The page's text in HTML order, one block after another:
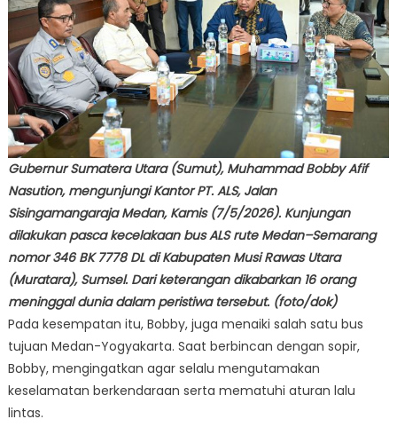
Gubernur Sumatera Utara (Sumut), Muhammad Bobby Afif
Nasution, mengunjungi Kantor PT. ALS, Jalan
Sisingamangaraja Medan, Kamis (7/5/2026). Kunjungan
dilakukan pasca kecelakaan bus ALS rute Medan–Semarang
nomor 346 BK 7778 DL di Kabupaten Musi Rawas Utara
(Muratara), Sumsel. Dari keterangan dikabarkan 16 orang
meninggal dunia dalam peristiwa tersebut. (foto/dok)
Pada kesempatan itu, Bobby, juga menaiki salah satu bus
tujuan Medan-Yogyakarta. Saat berbincan dengan sopir,
Bobby, mengingatkan agar selalu mengutamakan
keselamatan berkendaraan serta mematuhi aturan lalu
lintas.